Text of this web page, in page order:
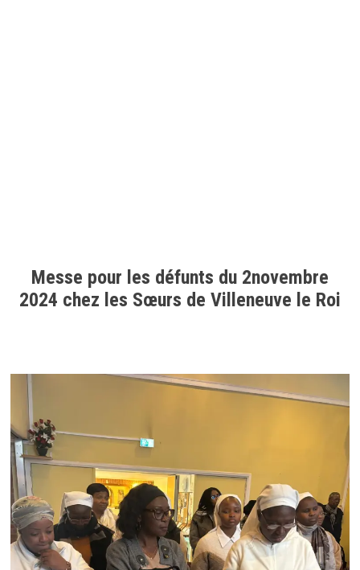
Messe pour les défunts du 2novembre
2024 chez les Sœurs de Villeneuve le Roi